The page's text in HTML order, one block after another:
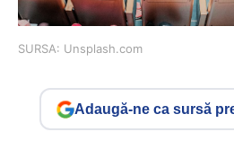
SURSA: Unsplash.com
Adaugă-ne ca sursă